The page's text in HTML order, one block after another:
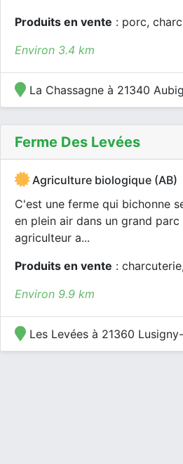
Produits en vente : porc,
Environ 3.4 km
La Chassagne à 21340
Ferme Des Levées
Agriculture biologique (AB)
C'est une ferme qui bichonne
en plein air dans un grand parc
agriculteur a...
Produits en vente :
Environ 9.9 km
Les Levées à 21360